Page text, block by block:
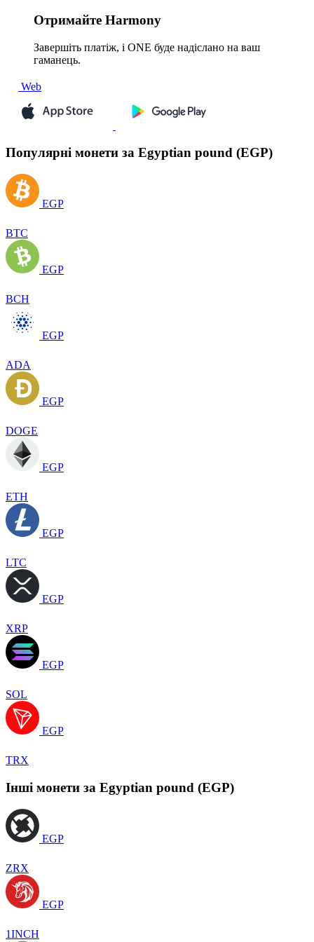
Отримайте Harmony
Завершіть платіж, і ONE буде надіслано на ваш
гаманець.
Web
Популярні монети за Egyptian pound (EGP)
EGP
BTC
EGP
BCH
EGP
ADA
EGP
DOGE
EGP
ETH
EGP
LTC
EGP
XRP
EGP
SOL
EGP
TRX
Інші монети за Egyptian pound (EGP)
EGP
ZRX
EGP
1INCH